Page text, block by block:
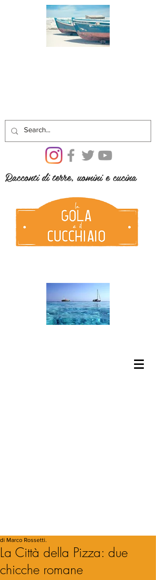
Racconti di terre, uomini e cucina
La Città della Pizza: due
chicche romane
di Marco Rossetti.